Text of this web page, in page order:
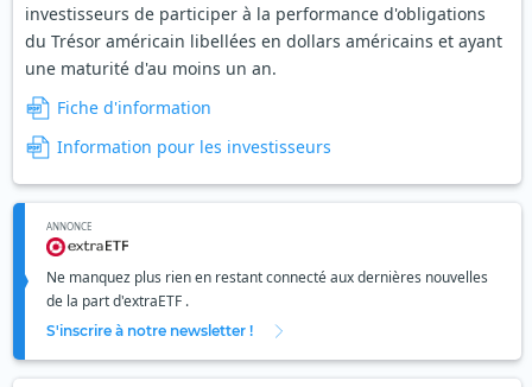
investisseurs de participer à la performance d'obligations
du Trésor américain libellées en dollars américains et ayant
une maturité d'au moins un an.
Fiche d'information
Information pour les investisseurs
ANNONCE
Ne manquez plus rien en restant connecté aux dernières nouvelles
de la part d'extraETF .
S'inscrire à notre newsletter !